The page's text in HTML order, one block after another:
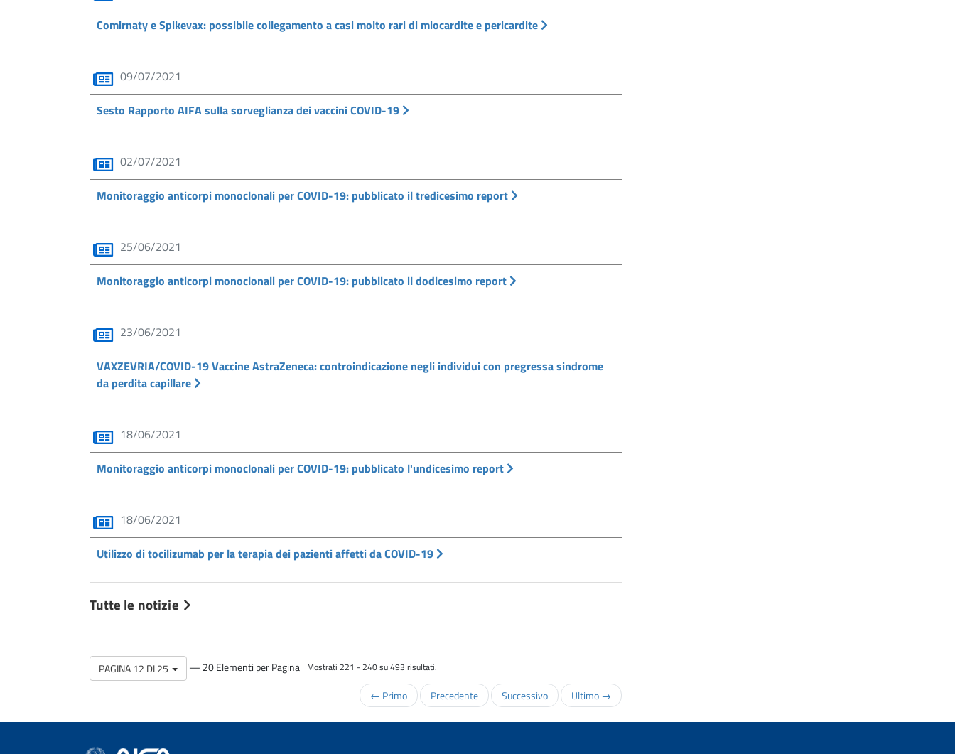
Comirnaty e Spikevax: possibile collegamento a casi molto rari di miocardite e pericardite
09/07/2021
Sesto Rapporto AIFA sulla sorveglianza dei vaccini COVID-19
02/07/2021
Monitoraggio anticorpi monoclonali per COVID-19: pubblicato il tredicesimo report
25/06/2021
Monitoraggio anticorpi monoclonali per COVID-19: pubblicato il dodicesimo report
23/06/2021
VAXZEVRIA/COVID-19 Vaccine AstraZeneca: controindicazione negli individui con pregressa sindrome
da perdita capillare
18/06/2021
Monitoraggio anticorpi monoclonali per COVID-19: pubblicato l'undicesimo report
18/06/2021
Utilizzo di tocilizumab per la terapia dei pazienti affetti da COVID-19
Tutte le notizie
PAGINA 12 DI 25 — 20 Elementi per Pagina Mostrati 221 - 240 su 493 risultati.
← Primo Precedente Successivo Ultimo →